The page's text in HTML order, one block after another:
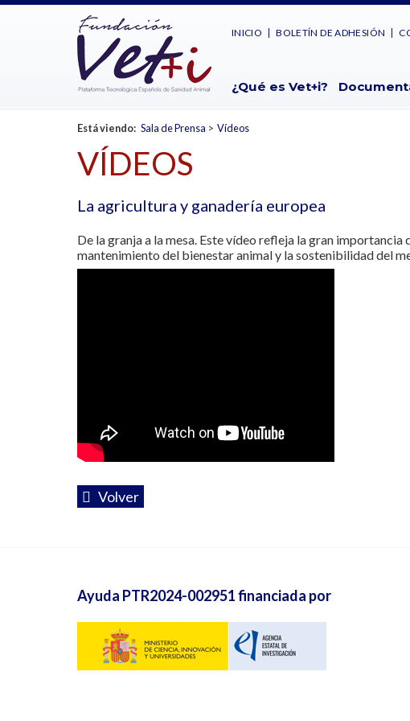
INICIO BOLETÍN DE ADHESIÓN
¿Qué es Vet+i?
Está viendo: Sala de Prensa > Vídeos
VÍDEOS
La agricultura y ganadería europea
De la granja a la mesa. Este vídeo refleja la gran
mantenimiento del bienestar animal y la sostenibilidad del
Volver
Ayuda PTR2024-002951 financiada por